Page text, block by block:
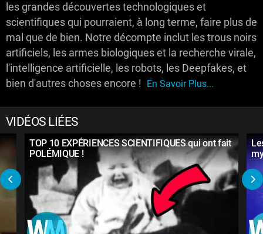
les grandes découvertes technologiques et
scientifiques qui pourraient, à long terme, faire plus de
mal que de bien. Notre décompte inclut les trous noirs
artificiels, les armes biologiques et la recherche virale,
l'intelligence artificielle, les robots, les Deepfakes, et
bien d'autres choses encore ! En Savoir Plus...
VIDÉOS LIÉES
TOP 10 EXPÉRIENCES SCIENTIFIQUES qui ont fait
POLÉMIQUE !